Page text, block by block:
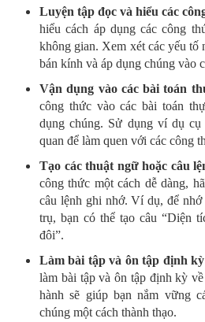
Luyện tập đọc và hiểu các
hiểu cách áp dụng các công
không gian. Xem xét các yếu tố
bán kính và áp dụng chúng vào
Vận dụng vào các bài toán
công thức vào các bài toán
dụng chúng. Sử dụng ví dụ
quan để làm quen với các công
Tạo các thuật ngữ hoặc câu
công thức một cách dễ dàng,
câu lệnh ghi nhớ. Ví dụ, để
trụ, bạn có thể tạo câu “Diện
đôi”.
Làm bài tập và ôn tập định
làm bài tập và ôn tập định kỳ
hành sẽ giúp bạn nắm vững
chúng một cách thành thạo.